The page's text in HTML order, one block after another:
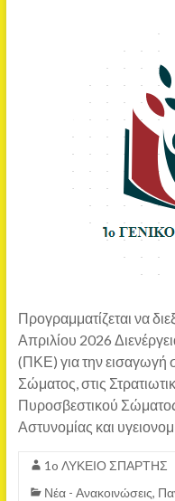
Προγραμματίζεται να
Απριλίου 2026
(ΠΚΕ) για την εισαγωγή
Σώματος, στις
Πυροσβεστικού
Αστυνομίας και
1o ΛΥΚΕΙΟ ΣΠΑΡΤΗΣ
Νέα - Ανακοινώσεις,